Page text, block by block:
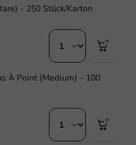
- 250 Stück/Karton
À Point (Medium) - 100